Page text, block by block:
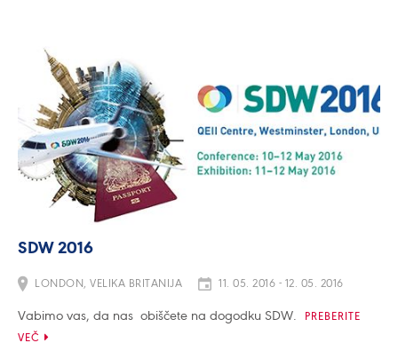
SDW 2016
LONDON, VELIKA BRITANIJA 11. 05. 2016 - 12. 05. 2016
Vabimo vas, da nas obiščete na dogodku SDW.
PREBERITE
VEČ